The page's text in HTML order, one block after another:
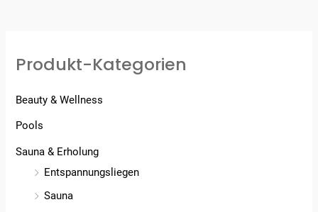
Produkt-Kategorien
Beauty & Wellness
Pools
Sauna & Erholung
Entspannungsliegen
Sauna